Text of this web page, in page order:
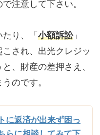
で注意して下さい。
り、「 小額訴訟」
され、出光クレジッ
、財産の差押さえ、
のです。
に返済が出来ず困っ